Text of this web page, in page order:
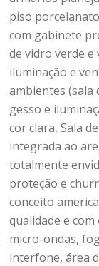
piso
com gabinete
de vidro verde e
iluminação e
ambientes (sala
gesso e
cor clara, Sala
integrada ao
totalmente
proteção e
conceito
qualidade e
micro-ondas,
interfone, área